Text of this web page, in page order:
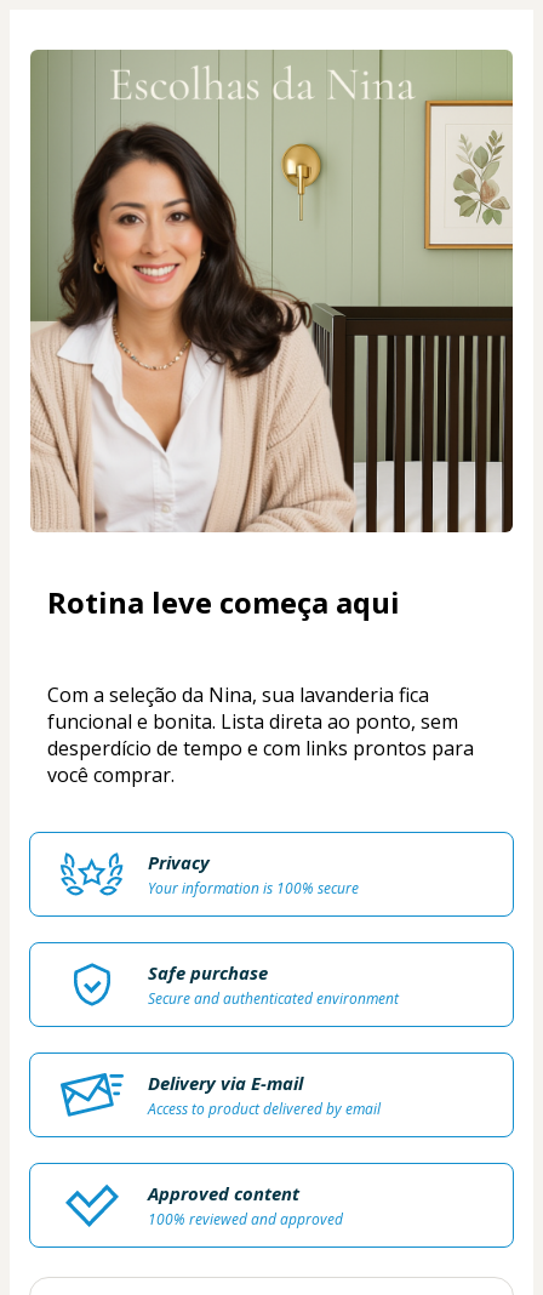
Rotina leve começa aqui
Com a seleção da Nina, sua lavanderia fica
funcional e bonita. Lista direta ao ponto, sem
desperdício de tempo e com links prontos para
você comprar.
Privacy
Your information is 100% secure
Safe purchase
Secure and authenticated environment
Delivery via E-mail
Access to product delivered by email
Approved content
100% reviewed and approved